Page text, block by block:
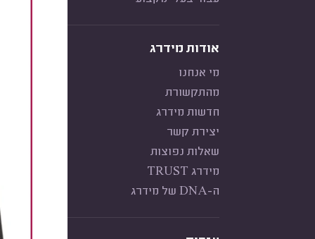
אודות מידרג
מי אנחנו
מהתקשורת
חדשות מידרג
יצירת קשר
שאלות נפוצות
מידרג TRUST
ה-DNA של מידרג